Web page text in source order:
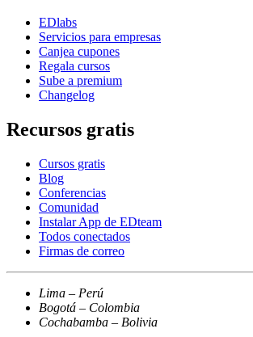
EDlabs
Servicios para empresas
Canjea cupones
Regala cursos
Sube a premium
Changelog
Recursos gratis
Cursos gratis
Blog
Conferencias
Comunidad
Instalar App de EDteam
Todos conectados
Firmas de correo
Lima – Perú
Bogotá – Colombia
Cochabamba – Bolivia